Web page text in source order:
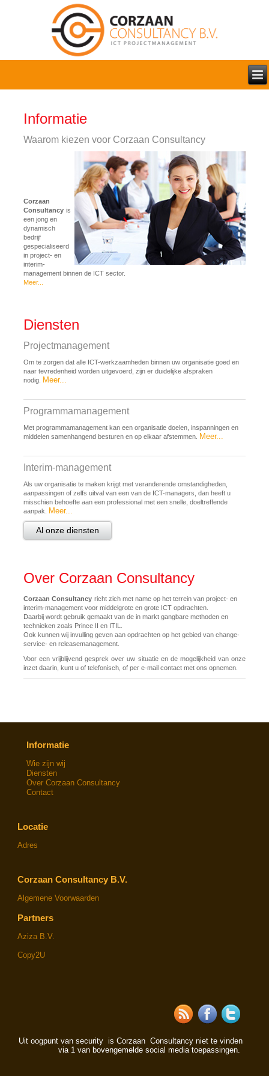
Informatie
Waarom kiezen voor Corzaan Consultancy
Corzaan
Consultancy is
een jong en
dynamisch
bedrijf
gespecialiseerd
in project- en
interim-
management binnen de ICT sector.
Meer...
Diensten
Projectmanagement
Om te zorgen dat alle ICT-werkzaamheden binnen uw organisatie goed en
naar tevredenheid worden uitgevoerd, zijn er duidelijke afspraken
nodig.
Meer...
Programmamanagement
Met programmamanagement kan een organisatie doelen, inspanningen en
middelen samenhangend besturen en op elkaar afstemmen.
Meer...
Interim-management
Als uw organisatie te maken krijgt met veranderende omstandigheden,
aanpassingen of zelfs uitval van een van de ICT-managers, dan heeft u
misschien behoefte aan een professional met een snelle, doeltreffende
aanpak.
Meer...
Al onze diensten
Over Corzaan Consultancy
Corzaan Consultancy richt zich met name op het terrein van project- en
interim-management voor middelgrote en grote ICT opdrachten.
Daarbij wordt gebruik gemaakt van de in markt gangbare methoden en
technieken zoals Prince II en ITIL.
Ook kunnen wij invulling geven aan opdrachten op het gebied van change-
service- en releasemanagement.
Voor een vrijblijvend gesprek over uw situatie en de mogelijkheid van onze
inzet daarin, kunt u of telefonisch, of per e-mail contact met ons opnemen.
Informatie
Wie zijn wij
Diensten
Over Corzaan Consultancy
Contact
Locatie
Adres
Corzaan Consultancy B.V.
Algemene Voorwaarden
Partners
Aziza B.V.
Copy2U
Uit oogpunt van security is Corzaan Consultancy niet te vinden
via 1 van bovengemelde social media toepassingen.